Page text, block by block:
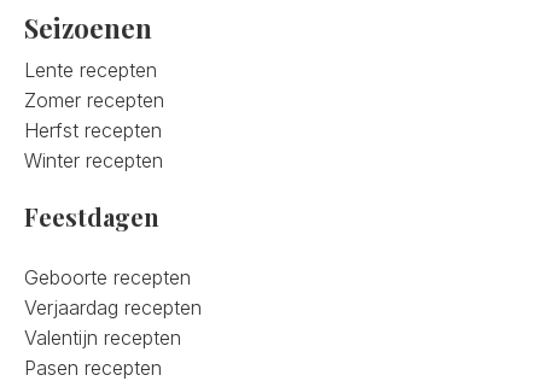
Seizoenen
Lente recepten
Zomer recepten
Herfst recepten
Winter recepten
Feestdagen
Geboorte recepten
Verjaardag recepten
Valentijn recepten
Pasen recepten